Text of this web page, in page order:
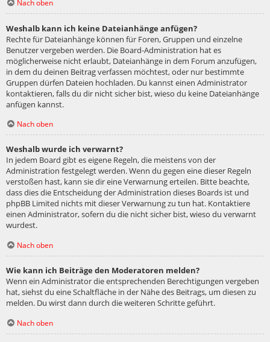
Nach oben
Weshalb kann ich keine Dateianhänge anfügen?
Rechte für Dateianhänge können für Foren, Gruppen und einzelne
Benutzer vergeben werden. Die Board-Administration hat es
möglicherweise nicht erlaubt, Dateianhänge in dem Forum anzufügen,
in dem du deinen Beitrag verfassen möchtest, oder nur bestimmte
Gruppen dürfen Dateien hochladen. Du kannst einen Administrator
kontaktieren, falls du dir nicht sicher bist, wieso du keine Dateianhänge
anfügen kannst.
Nach oben
Weshalb wurde ich verwarnt?
In jedem Board gibt es eigene Regeln, die meistens von der
Administration festgelegt werden. Wenn du gegen eine dieser Regeln
verstoßen hast, kann sie dir eine Verwarnung erteilen. Bitte beachte,
dass dies die Entscheidung der Administration dieses Boards ist und
phpBB Limited nichts mit dieser Verwarnung zu tun hat. Kontaktiere
einen Administrator, sofern du die nicht sicher bist, wieso du verwarnt
wurdest.
Nach oben
Wie kann ich Beiträge den Moderatoren melden?
Wenn ein Administrator die entsprechenden Berechtigungen vergeben
hat, siehst du eine Schaltfläche in der Nähe des Beitrags, um diesen zu
melden. Du wirst dann durch die weiteren Schritte geführt.
Nach oben